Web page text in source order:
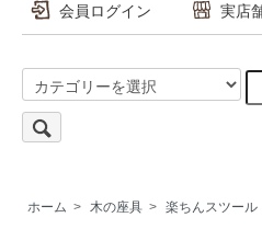
会員ログイン 実店
ホーム > 木の座具 > 楽ちんスツール